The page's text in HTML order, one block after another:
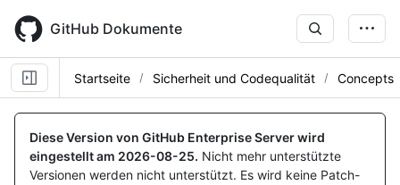
main
content
GitHub Dokumente
Startseite Sicherheit und Codequalität Concepts
Diese Version von GitHub Enterprise Server wird
eingestellt am 2026-08-25. Nicht mehr unterstützte
Versionen werden nicht unterstützt. Es wird keine Patch-